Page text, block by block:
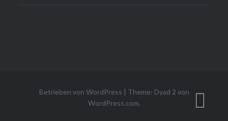
Betrieben von WordPress | Theme: Dyad 2 von
WordPress.com.